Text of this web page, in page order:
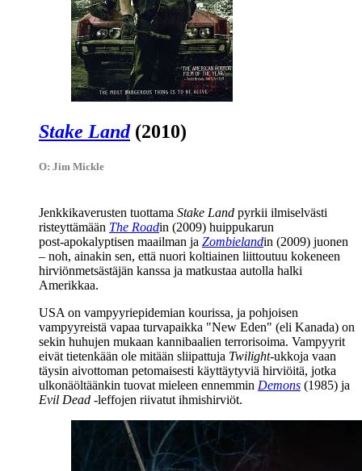
Stake Land(2010)
O: Jim Mickle
Jenkkikaverusten tuottama Stake Land pyrkii ilmiselvästi
risteyttämään The Roadin (2009) huippukarun
post‑apokalyptisen maailman ja Zombielandin (2009) juonen
– noh, ainakin sen, että nuori koltiainen liittoutuu kokeneen
hirviönmetsästäjän kanssa ja matkustaa autolla halki
Amerikkaa.
USA on vampyyriepidemian kourissa, ja pohjoisen
vampyyreistä vapaa turvapaikka "New Eden" (eli Kanada) on
sekin huhujen mukaan kannibaalien terrorisoima. Vampyyrit
eivät tietenkään ole mitään sliipattuja Twilight-ukkoja vaan
täysin aivottoman petomaisesti käyttäytyviä hirviöitä, jotka
ulkonäöltäänkin tuovat mieleen ennemmin Demons (1985) ja
Evil Dead ‑leffojen riivatut ihmishirviöt.